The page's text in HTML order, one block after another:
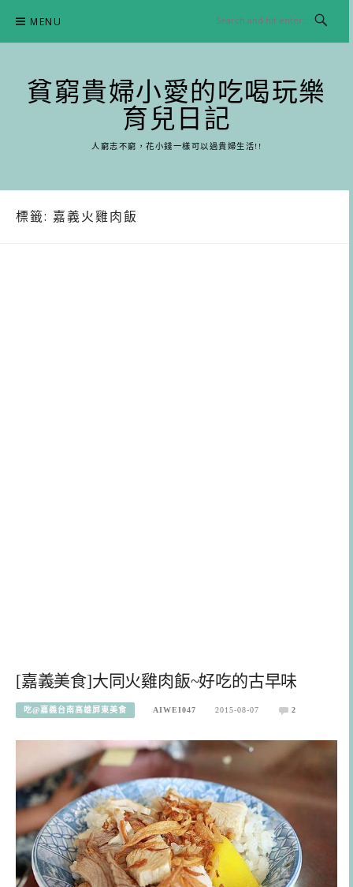
content
MENU
貧窮貴婦小愛的吃喝玩樂
育兒日記
人窮志不窮，花小錢一樣可以過貴婦生活!!
標籤: 嘉義火雞肉飯
[嘉義美食]大同火雞肉飯~好吃的古早味
吃@嘉義台南高雄屏東美食 AIWEI047 2015-08-07 2